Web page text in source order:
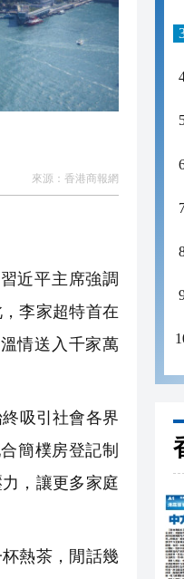
18:18
18:06
來源： 香港商報網
近平主席強調
李家超特首在
情送入千家萬
吸引社會各界
簡樸房登記制
，讓更多家庭
熱茶，閒話幾